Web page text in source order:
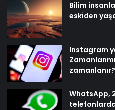
Bilim
eskiden
Instagram
zamanlanır?
WhatsApp,